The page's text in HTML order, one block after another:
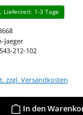
Lieferzeit: 1-3 Tage
Jaeger
212-102
zzgl. Versandkosten
In den